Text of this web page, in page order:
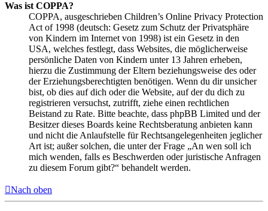
Was ist COPPA?
COPPA, ausgeschrieben Children’s Online Privacy Protection
Act of 1998 (deutsch: Gesetz zum Schutz der Privatsphäre
von Kindern im Internet von 1998) ist ein Gesetz in den
USA, welches festlegt, dass Websites, die möglicherweise
persönliche Daten von Kindern unter 13 Jahren erheben,
hierzu die Zustimmung der Eltern beziehungsweise des oder
der Erziehungsberechtigten benötigen. Wenn du dir unsicher
bist, ob dies auf dich oder die Website, auf der du dich zu
registrieren versuchst, zutrifft, ziehe einen rechtlichen
Beistand zu Rate. Bitte beachte, dass phpBB Limited und der
Besitzer dieses Boards keine Rechtsberatung anbieten kann
und nicht die Anlaufstelle für Rechtsangelegenheiten jeglicher
Art ist; außer solchen, die unter der Frage „An wen soll ich
mich wenden, falls es Beschwerden oder juristische Anfragen
zu diesem Forum gibt?“ behandelt werden.
Nach oben